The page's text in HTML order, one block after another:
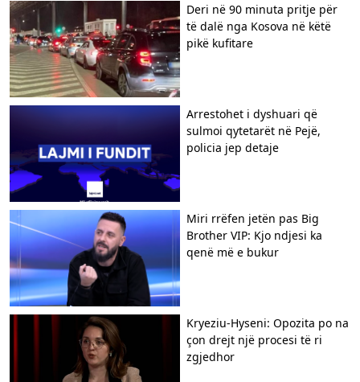
Deri në 90 minuta pritje për
të dalë nga Kosova në këtë
pikë kufitare
Arrestohet i dyshuari që
sulmoi qytetarët në Pejë,
policia jep detaje
Miri rrëfen jetën pas Big
Brother VIP: Kjo ndjesi ka
qenë më e bukur
Kryeziu-Hyseni: Opozita po na
çon drejt një procesi të ri
zgjedhor